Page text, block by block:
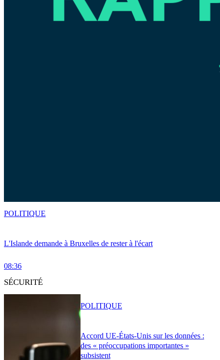
L'Islande demande à Bruxelles de rester à l'écart
08:36
POLITIQUE
SÉCURITÉ
Accord UE-États-Unis sur les données :
des « préoccupations importantes »
subsistent
POLITIQUE